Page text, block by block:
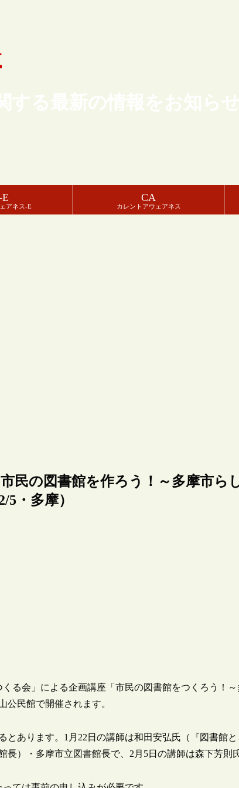
する最新の情報をお知ら
アネス-E
CA
カレントアウェアネス
民の図書館を作ろう！～多摩市ら
・多摩）
る会」による企画講座「市民の図書館をつくろう！～
公民館で開催されます。
あります。1月22日の講師は和田安弘氏（『図書館
）・多摩市立図書館長で、2月5日の講師は森下芳則